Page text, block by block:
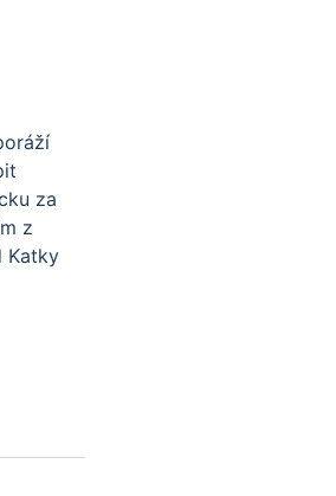
za
z
Katky